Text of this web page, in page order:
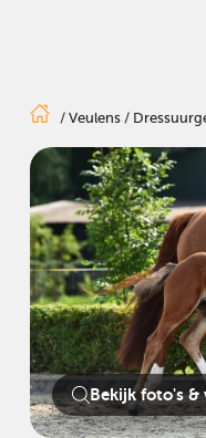
/ Veulens/
Bekijk foto's &